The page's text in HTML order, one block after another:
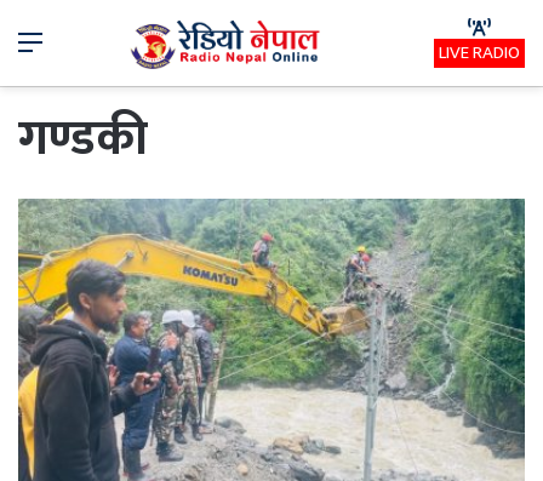
Menu LIVE RADIO
गण्डकी